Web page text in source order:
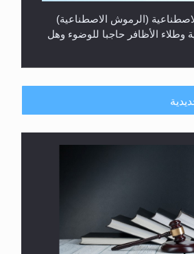
(الرموش الاصطناعية)
وطلاء الأظافر حاجبا للوضوء وهل
وفق السنة الميلادية أو الهجرية؟